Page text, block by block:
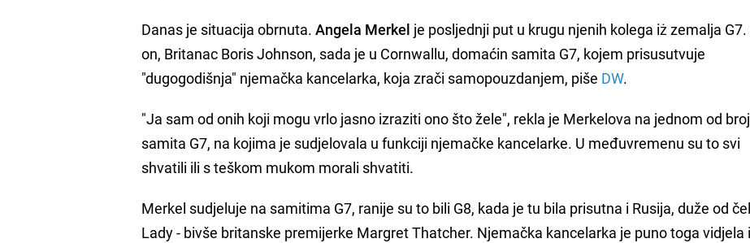
Danas je situacija obrnuta.Angela Merkel je posljednji put u krugu njenih kolega iż zemalja G7.
on, Britanac Boris Johnson, sada je u Cornwallu, domaćin samita G7, kojem prisusutvuje
"dugogodišnja" njemačka kancelarka, koja zrači samopouzdanjem, piše DW.
"Ja sam od onih koji mogu vrlo jasno izraziti ono što žele", rekla je Merkelova na jednom od
samita G7, na kojima je sudjelovala u funkciji njemačke kancelarke. U međuvremenu su to svi
shvatili ili s teškom mukom morali shvatiti.
Merkel sudjeluje na samitima G7, ranije su to bili G8, kada je tu bila prisutna i Rusija, duže od
Lady - bivše britanske premijerke Margret Thatcher. Njemačka kancelarka je puno toga vidjela i